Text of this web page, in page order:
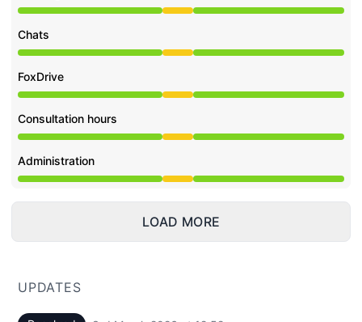
Degraded performance from 10:38 AM to 12:52 PM
Chats
Degraded performance from 10:38 AM to 12:52 PM
FoxDrive
Degraded performance from 10:38 AM to 12:52 PM
Consultation hours
Degraded performance from 10:38 AM to 12:52 PM
Administration
Degraded performance from 10:38 AM to 12:52 PM
LOAD MORE
UPDATES